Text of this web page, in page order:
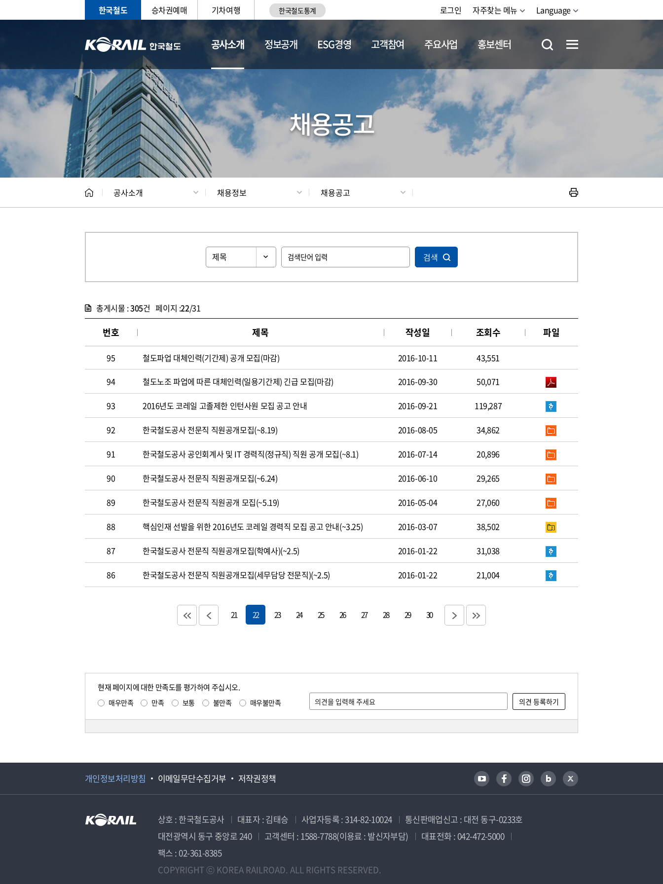
한국철도 승차권예매 기차여행 한국철도통계 로그인 자주찾는 메뉴 Language
공사소개
CEO 일반현황 채용정보
정보공개 ESG경영 고객참여 주요사업 홍보센터
채용공고
공사소개 채용정보 채용공고
검색
총게시물 :305건 페이지 :22/31
번호 제목 작성일 조회수 파일
95 철도파업 대체인력(기간제) 공개 모집(마감) 2016-10-11
43,551
94
철도노조 파업에 따른 대체인력(일용기간제) 긴급 모집(마감) 2016-09-30 50,071
93 2016년도 코레일 고졸제한 인턴사원 모집 공고 안내 2016-09-21 119,287
92 한국철도공사 전문직 직원공개모집(~8.19) 2016-08-05 34,862
91 한국철도공사 공인회계사 및 IT 경력직(정규직) 직원 공개 모집(~8.1) 2016-07-14 20,896
90 한국철도공사 전문직 직원공개모집(~6.24) 2016-06-10 29,265
89 한국철도공사 전문직 직원공개 모집(~5.19) 2016-05-04 27,060
88 핵심인재 선발을 위한 2016년도 코레일 경력직 모집 공고 안내(~3.25) 2016-03-07 38,502
87 한국철도공사 전문직 직원공개모집(학예사)(~2.5) 2016-01-22 31,038
86 한국철도공사 전문직 직원공개모집(세무담당 전문직)(~2.5) 2016-01-22 21,004
21 22 23 24 25 26 27 28 29 30
현재 페이지에 대한 만족도를 평가하여 주십시오.
매우만족 만족 보통 불만족 매우불만족
개인정보처리방침 이메일무단수집거부 저작권정책
상호 : 한국철도공사 대표자 : 김태승 사업자등록 : 314-82-10024
통신판매업신고 : 대전 동구-0233호
대전광역시 동구 중앙로 240
고객센터 : 1588-7788(이용료 : 발신자부담)
대표전화 : 042-472-5000
팩스 : 02-361-8385
COPYRIGHT ⓒ KOREA RAILROAD. ALL RIGHTS RESERVED.